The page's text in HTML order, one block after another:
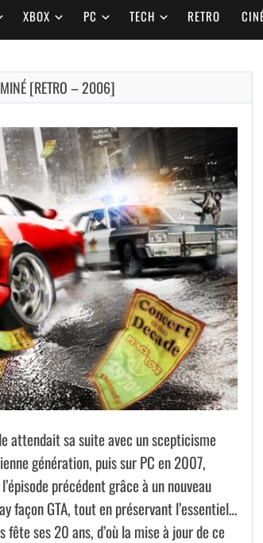
XBOX PC TECH RETRO
[RETRO – 2006]
attendait sa suite avec un scepticisme
génération, puis sur PC en 2007,
précédent grâce à un nouveau
façon GTA, tout en préservant l’essentiel…
ses 20 ans, d’où la mise à jour de ce
AUGUST 9,
NETFLIX CONFIRME
BLUR, UN
THRILLER…
AUGUST 9, 2026
USA NETWORK PRÉPARE UNE SÉRIE…